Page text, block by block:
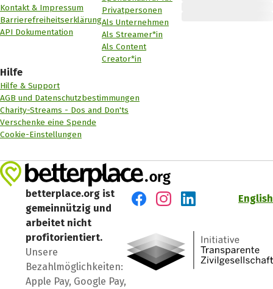
Kontakt & Impressum
Barrierefreiheitserklärung
API Dokumentation
Privatpersonen
Als Unternehmen
Als Streamer*in
Als Content
Creator*in
Hilfe
Hilfe & Support
AGB und Datenschutzbestimmungen
Charity-Streams - Dos and Don'ts
Verschenke eine Spende
Cookie-Einstellungen
betterplace.org ist
gemeinnützig und
arbeitet nicht
profitorientiert.
Unsere
Bezahlmöglichkeiten:
Apple Pay, Google Pay,
English